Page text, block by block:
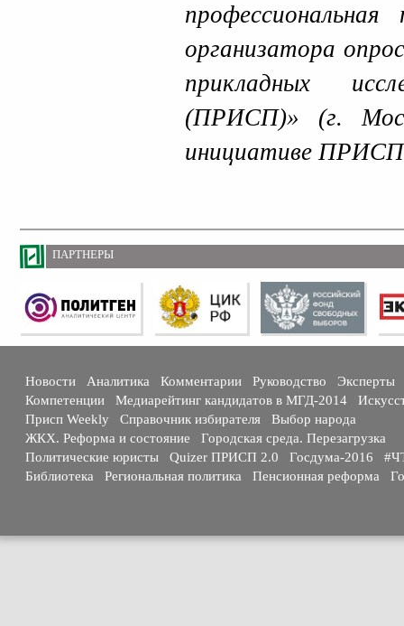
организатора
прикладных
(ПРИСП)» (г.
инициативе ПРИСП
ПАРТНЕРЫ
Новости Аналитика Комментарии Руководство
Эксперты
Компетенции
Медиарейтинг кандидатов в МГД-2014
Присп Weekly
Справочник избирателя
Выбор народа
ЖКХ. Реформа и состояние
Городская среда. Перезагрузка
Политические юристы
Quizer ПРИСП 2.0 Госдума-2016
Библиотека
Региональная политика Пенсионная реформа